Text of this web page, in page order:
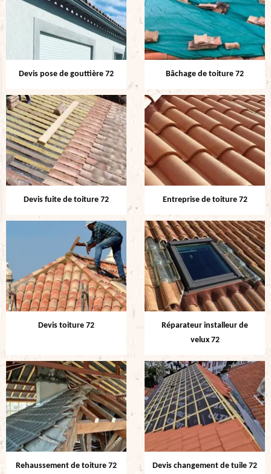
Devis pose de gouttière 72 Bâchage de toiture 72
Devis fuite de toiture 72 Entreprise de toiture 72
Devis toiture 72
Réparateur installeur de
velux 72
Rehaussement de toiture 72 Devis changement de tuile 72